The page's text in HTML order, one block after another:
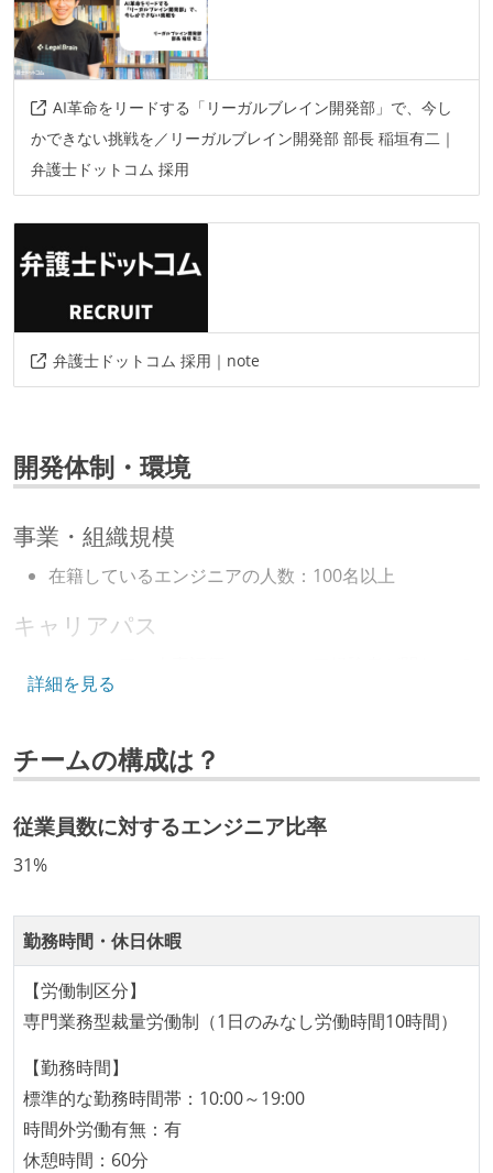
AI革命をリードする「リーガルブレイン開発部」で、今し
かできない挑戦を／リーガルブレイン開発部 部長 稲垣有二｜
弁護士ドットコム 採用
弁護士ドットコム 採用｜note
開発体制・環境
事業・組織規模
在籍しているエンジニアの人数：100名以上
キャリアパス
いる
技術カルチャー
CTO またはそれに準じる、技術やワークフローの標準
化を行う役割の人・部門が存在する
エンジニアが自発的に外部のイベントやカンファレン
している
オープンな情報共有
KPI などチームの目標・実績値について、メンバーの
誰もがいつでも閲覧可能になっている
ドキュメントの整備やペアプロ、モブワークなど、ナ
レッジの共有を積極的に行っている（属人性を減らす
取り組みをしている）
詳細を見る
チームの構成は？
従業員数に対するエンジニア比率
31%
勤務時間・休日休暇
【労働制区分】
専門業務型裁量労働制（1日のみなし労働時間10時間）
【勤務時間】
標準的な勤務時間帯：10:00～19:00
時間外労働有無：有
休憩時間：60分